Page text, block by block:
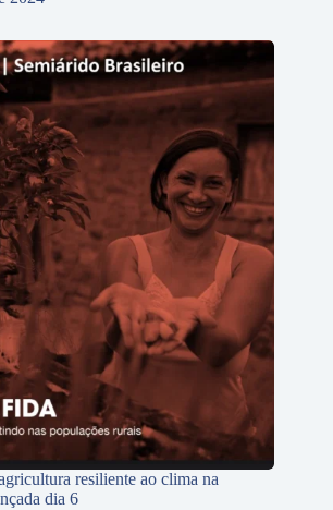
resiliente ao clima na
dia 6